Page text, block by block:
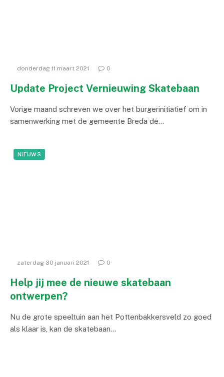
donderdag 11 maart 2021 0
Update Project Vernieuwing Skatebaan
Vorige maand schreven we over het burgerinitiatief om in
samenwerking met de gemeente Breda de…
NIEUWS
zaterdag 30 januari 2021 0
Help jij mee de nieuwe skatebaan
ontwerpen?
Nu de grote speeltuin aan het Pottenbakkersveld zo goed
als klaar is, kan de skatebaan…